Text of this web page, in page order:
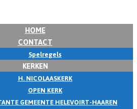
HOME
CONTACT
Spelregels
KERKEN
H. NICOLAASKERK
OPEN KERK
GEMEENTE HELEVOIRT-HAAREN